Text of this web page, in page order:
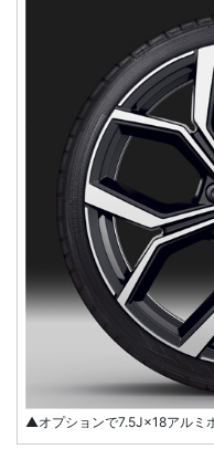
▲オプションで7.5J×18アルミ